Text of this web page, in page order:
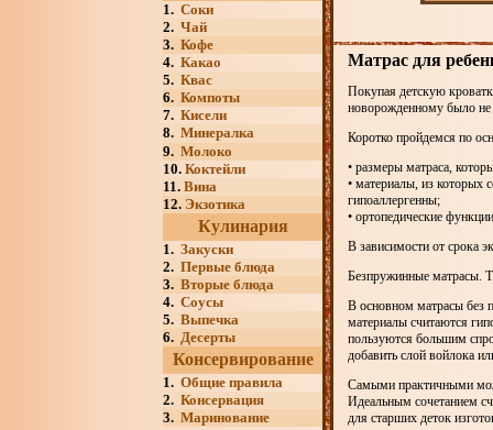
1. Соки
2. Чай
3. Кофе
4. Какао
5. Квас
6. Компоты
7. Кисели
8. Минералка
9. Молоко
10. Коктейли
11. Вина
12. Экзотика
Кулинария
1. Закуски
2. Первые блюда
3. Вторые блюда
4. Соусы
5. Выпечка
6. Десерты
Консервирование
1. Общие правила
2. Консервация
3. Маринование
Матрас для
Покупая детскую
новорожденному было не
Коротко пройдемся по
• размеры матраса,
• материалы, из которых
гипоаллергенны;
• ортопедические
В зависимости от срока
Безпружинные матрасы.
В основном матрасы без
материалы считаются
пользуются большим
добавить слой войлока
Самыми практичными
Идеальным сочетанием
для старших деток